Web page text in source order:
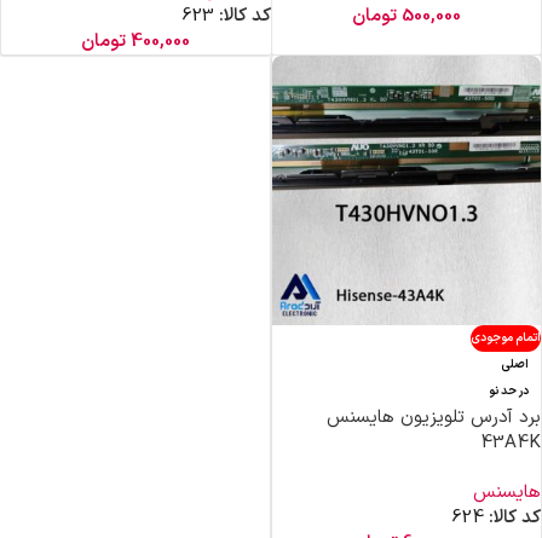
500,000 تومان
کد کالا: 623
400,000تومان
اتمام موجودی
اصلی
در حد نو
برد آدرس تلویزیون هایسنس
43A4K
هایسنس
کد کالا: 624